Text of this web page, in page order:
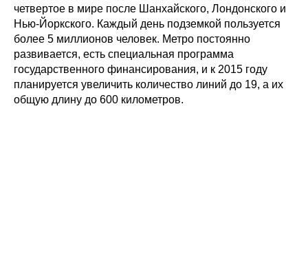
четвертое в мире после Шанхайского, Лондонского и
Нью-Йоркского. Каждый день подземкой пользуется
более 5 миллионов человек. Метро постоянно
развивается, есть специальная программа
государственного финансирования, и к 2015 году
планируется увеличить количество линий до 19, а их
общую длину до 600 километров.